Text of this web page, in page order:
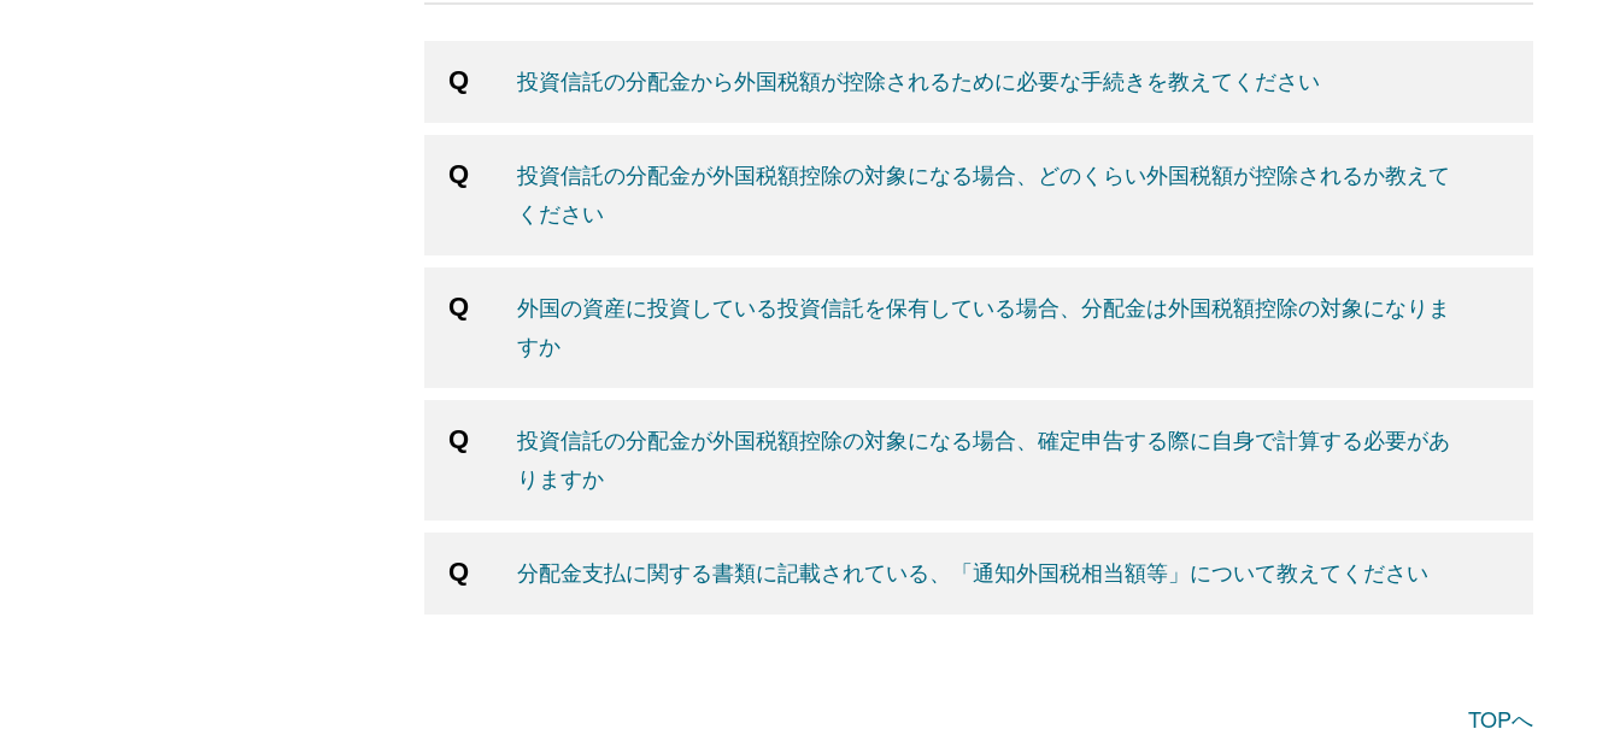
投資信託の分配金から外国税額が控除されるために必要な手続きを教えてください
投資信託の分配金が外国税額控除の対象になる場合、どのくらい外国税額が控除されるか教えて
ください
外国の資産に投資している投資信託を保有している場合、分配金は外国税額控除の対象になりま
すか
投資信託の分配金が外国税額控除の対象になる場合、確定申告する際に自身で計算する必要があ
りますか
分配金支払に関する書類に記載されている、「通知外国税相当額等」について教えてください
TOPへ